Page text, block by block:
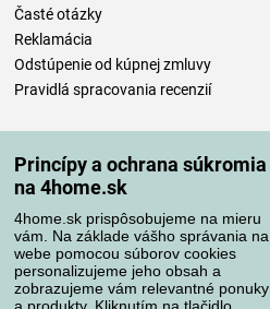
Princípy a ochrana súkromia
na 4home.sk
4home.sk prispôsobujeme na mieru
vám. Na základe vášho správania na
webe pomocou súborov cookies
personalizujeme jeho obsah a
zobrazujeme vám relevantné ponuky
Časté otázky
Reklamácia
Odstúpenie od kúpnej zmluvy
Pravidlá spracovania recenzií
Spôsoby platby
Spoľahlivý obchod